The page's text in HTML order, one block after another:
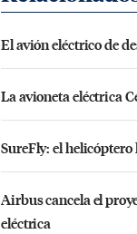
El avión eléctrico de
La avioneta eléctrica
SureFly: el
Airbus cancela el
eléctrica